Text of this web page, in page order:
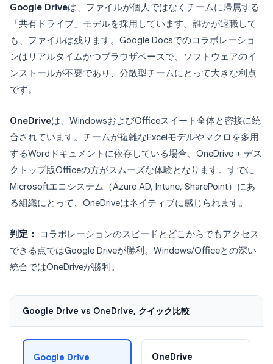
Google Driveは、ファイルが個人ではなくチームに帰属する
「共有ドライブ」モデルを採用しています。誰かが退職して
も、ファイルは残ります。Google Docsでのコラボレーショ
ンはリアルタイムかつブラウザベースで、ソフトウェアのイ
ンストールが不要であり、分散型チームにとって大きな利点
です。
OneDriveは、WindowsおよびOfficeスイート全体と密接に統
合されています。チームが複雑なExcelモデルやマクロを多用
するWordドキュメントに依存している場合、OneDrive + デス
クトップ版Officeの方がスムーズな体験となります。すでに
Microsoftエコシステム（Azure AD, Intune, SharePoint）にあ
る組織にとって、OneDriveはネイティブに感じられます。
判定：
コラボレーションのスピードとどこからでもアクセス
できる点ではGoogle Driveが勝利。Windows/Officeとの深い
統合ではOneDriveが勝利。
Google Drive vs OneDrive, クイック比較
Google Drive
OneDrive